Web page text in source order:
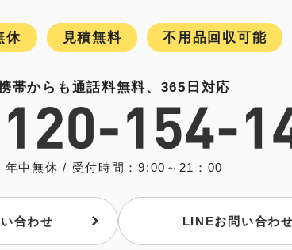
休 見積無料 不用品回収可能
帯からも通話料無料、365日対応
年中無休 / 受付時間：9:00～21：00
合わせ LINEお問い合わ